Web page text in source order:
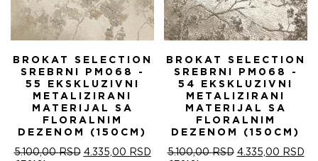
BROKAT SELECTION
SREBRNI PM068 -
55 EKSKLUZIVNI
METALIZIRANI
MATERIJAL SA
FLORALNIM
DEZENOM (150CM)
5.100,00RSD ОРИГИНАЛНА
4.335,00 RSDТРЕНУТНА
BROKAT SELECTION
SREBRNI PM068 -
54 EKSKLUZIVNI
METALIZIRANI
MATERIJAL SA
FLORALNIM
DEZENOM (150CM)
5.100,00RSD ОРИГИНАЛНА
4.335,00 RSD